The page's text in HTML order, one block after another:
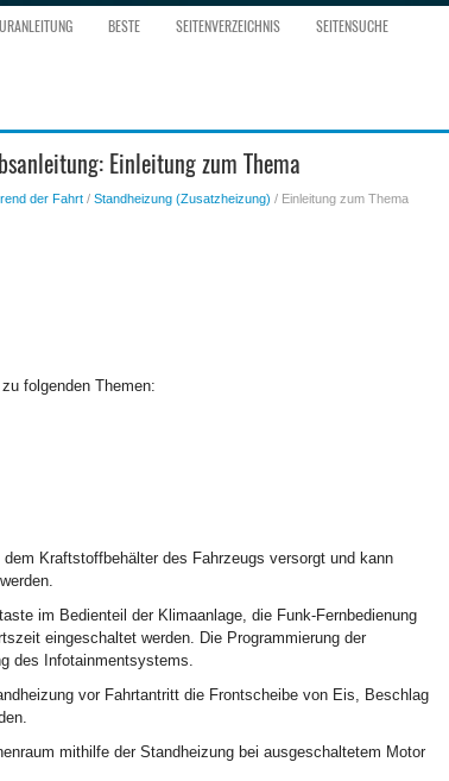
BESTE SEITENVERZEICHNIS SEITENSUCHE
Einleitung zum Thema
der Fahrt / Standheizung (Zusatzheizung) / Einleitung zum Thema
folgenden Themen:
Kraftstoffbehälter des Fahrzeugs versorgt und kann
im Bedienteil der Klimaanlage, die Funk-Fernbedienung
eingeschaltet werden. Die Programmierung der
des Infotainmentsystems.
vor Fahrtantritt die Frontscheibe von Eis, Beschlag
mithilfe der Standheizung bei ausgeschaltetem Motor